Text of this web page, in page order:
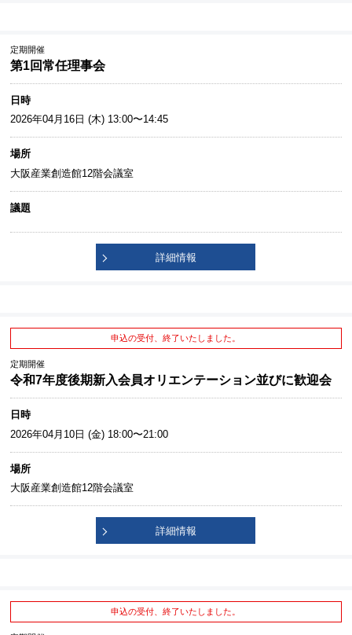
定期開催
第1回常任理事会
日時
2026年04月16日 (木) 13:00〜14:45
場所
大阪産業創造館12階会議室
議題
詳細情報
申込の受付、終了いたしました。
定期開催
令和7年度後期新入会員オリエンテーション並びに歓迎会
日時
2026年04月10日 (金) 18:00〜21:00
場所
大阪産業創造館12階会議室
詳細情報
申込の受付、終了いたしました。